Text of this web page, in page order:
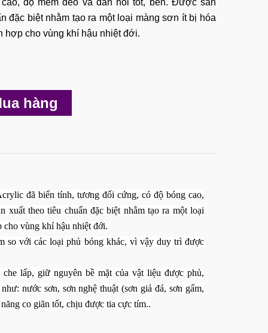
độ mềm dẻo và đàn hồi tốt, bền. Được sản
đặc biệt nhằm tạo ra một loại màng sơn ít bị hóa
hợp cho vùng khí hậu nhiệt đới.
hàng
đã biến tính, tương đối cứng, có độ bóng cao,
xuất theo tiêu chuẩn đặc biệt nhằm tạo ra một loại
cho vùng khí hậu nhiệt đới.
so với các loại phủ bóng khác, vì vậy duy trì được
lấp, giữ nguyên bề mặt của vật liệu được phủ,
nước sơn, sơn nghệ thuật (sơn giả đá, sơn gấm,
co giãn tốt, chịu được tia cực tím..